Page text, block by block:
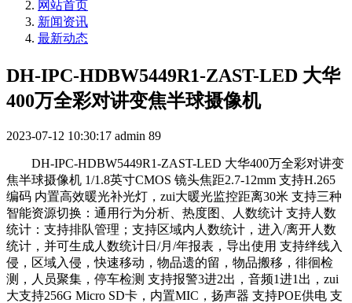
网站首页
新闻资讯
最新动态
DH-IPC-HDBW5449R1-ZAST-LED 大华
400万全彩对讲变焦半球摄像机
2023-07-12 10:30:17 admin 89
DH-IPC-HDBW5449R1-ZAST-LED 大华400万全彩对讲变
焦半球摄像机 1/1.8英寸CMOS 镜头焦距2.7-12mm 支持H.265
编码 内置高效暖光补光灯，zui大暖光监控距离30米 支持三种
智能资源切换：通用行为分析、热度图、人数统计 支持人数
统计：支持排队管理；支持区域内人数统计，进入/离开人数
统计，并可生成人数统计日/月/年报表，导出使用 支持绊线入
侵，区域入侵，快速移动，物品遗的留，物品搬移，徘徊检
测，人员聚集，停车检测 支持报警3进2出，音频1进1出，zui
大支持256G Micro SD卡，内置MIC，扬声器 支持POE供电 支